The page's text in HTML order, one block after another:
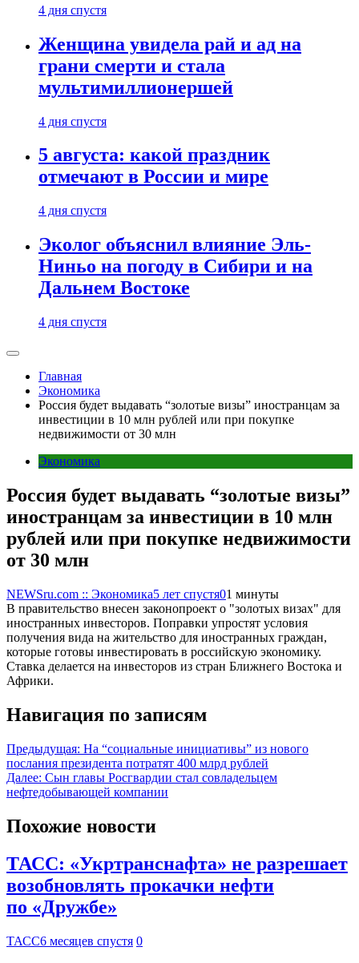
4 дня спустя
Женщина увидела рай и ад на
грани смерти и стала
мультимиллионершей
4 дня спустя
5 августа: какой праздник
отмечают в России и мире
4 дня спустя
Эколог объяснил влияние Эль-
Ниньо на погоду в Сибири и на
Дальнем Востоке
4 дня спустя
Главная
Экономика
Россия будет выдавать “золотые визы” иностранцам за
инвестиции в 10 млн рублей или при покупке
недвижимости от 30 млн
Экономика
Россия будет выдавать “золотые визы”
иностранцам за инвестиции в 10 млн
рублей или при покупке недвижимости
от 30 млн
NEWSru.com :: Экономика5 лет спустя01 минуты
В правительство внесен законопроект о "золотых визах" для
иностранных инвесторов. Поправки упростят условия
получения вида на жительство для иностранных граждан,
которые готовы инвестировать в российскую экономику.
Ставка делается на инвесторов из стран Ближнего Востока и
Африки.
Навигация по записям
Предыдущая: На “социальные инициативы” из нового
послания президента потратят 400 млрд рублей
Далее: Сын главы Росгвардии стал совладельцем
нефтедобывающей компании
Похожие новости
ТАСС: «Укртранснафта» не разрешает
возобновлять прокачки нефти
по «Дружбе»
ТАСС6 месяцев спустя 0